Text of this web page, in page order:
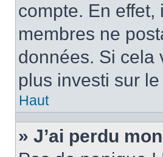
compte. En
membres ne
données. Si cela
plus investi sur
Haut
» J’ai perdu